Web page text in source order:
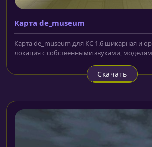
Карта de_museum
Карта de_museum для КС 1.6 шикарная и
локация с собственными звуками,
Скачать